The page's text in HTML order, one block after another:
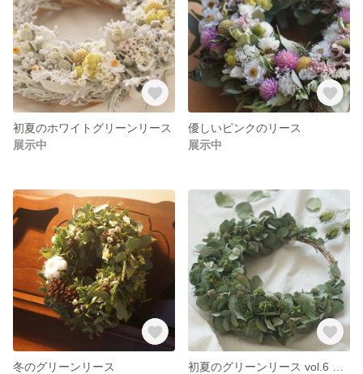
初夏のホワイトグリーンリース
展示中
優しいピンクのリース
展示中
冬のグリーンリース